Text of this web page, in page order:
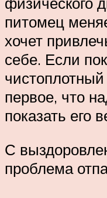
питомец
хочет
себе. Если
чистоплотный
первое, что
показать его
С
проблема